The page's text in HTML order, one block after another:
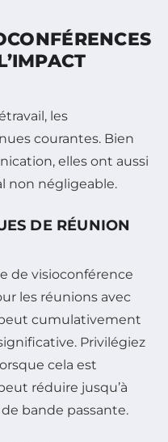
les
courantes. Bien
elles ont aussi
non négligeable.
DE RÉUNION
de visioconférence
les réunions avec
cumulativement
Privilégiez
cela est
réduire jusqu’à
bande passante.